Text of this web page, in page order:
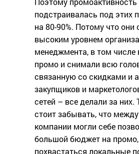
подстраивалась под этих
на 80-90%. Потому что
высоким уровнем
менеджмента, в том числе
промо и снимали всю
связанную со скидками и
закупщиков и
сетей – все делали за них.
стоит забывать, что
компании могли себе
большой бюджет на
похвастаться локальные